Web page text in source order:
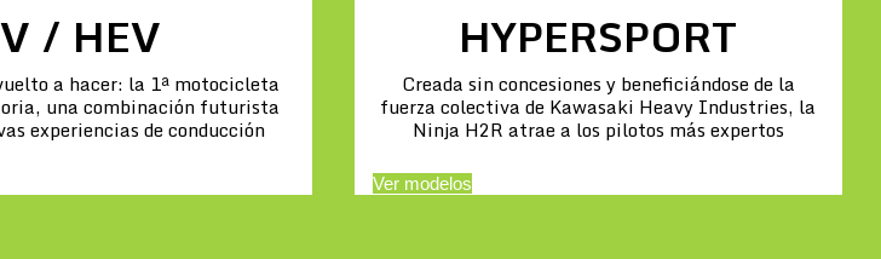
/ HEV
a hacer: la 1ª motocicleta
una combinación futurista
experiencias de conducción
HYPERSPORT
Creada sin concesiones y beneficiándose de la
fuerza colectiva de Kawasaki Heavy Industries, la
Ninja H2R atrae a los pilotos más expertos
Ver modelos